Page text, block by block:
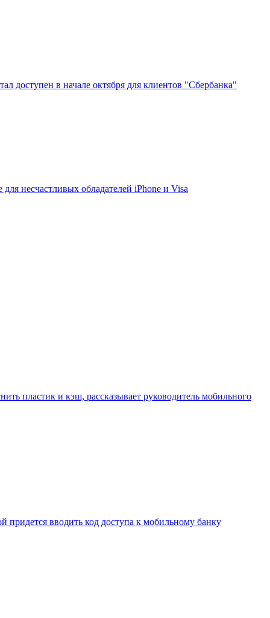
доступен в начале октября для клиентов "Сбербанка"
несчастливых обладателей iPhone и Visa
пластик и кэш, рассказывает руководитель мобильного
придется вводить код доступа к мобильному банку